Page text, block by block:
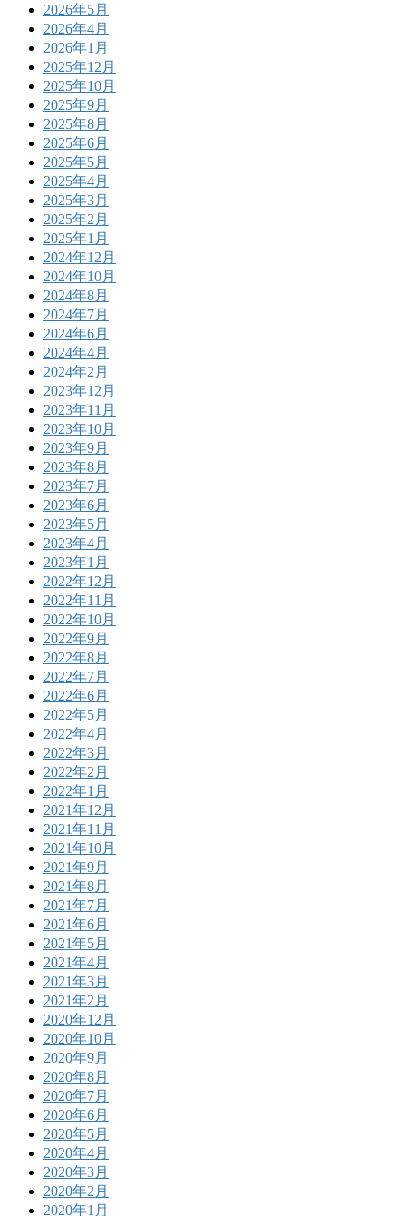
2026年5月
2026年4月
2026年1月
2025年12月
2025年10月
2025年9月
2025年8月
2025年6月
2025年5月
2025年4月
2025年3月
2025年2月
2025年1月
2024年12月
2024年10月
2024年8月
2024年7月
2024年6月
2024年4月
2024年2月
2023年12月
2023年11月
2023年10月
2023年9月
2023年8月
2023年7月
2023年6月
2023年5月
2023年4月
2023年1月
2022年12月
2022年11月
2022年10月
2022年9月
2022年8月
2022年7月
2022年6月
2022年5月
2022年4月
2022年3月
2022年2月
2022年1月
2021年12月
2021年11月
2021年10月
2021年9月
2021年8月
2021年7月
2021年6月
2021年5月
2021年4月
2021年3月
2021年2月
2020年12月
2020年10月
2020年9月
2020年8月
2020年7月
2020年6月
2020年5月
2020年4月
2020年3月
2020年2月
2020年1月